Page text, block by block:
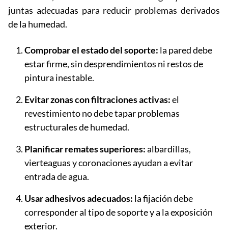
juntas adecuadas para reducir problemas derivados
de la humedad.
Comprobar el estado del soporte: la pared debe
estar firme, sin desprendimientos ni restos de
pintura inestable.
Evitar zonas con filtraciones activas:el
revestimiento no debe tapar problemas
estructurales de humedad.
Planificar remates superiores:albardillas,
vierteaguas y coronaciones ayudan a evitar
entrada de agua.
Usar adhesivos adecuados: la fijación debe
corresponder al tipo de soporte y a la exposición
exterior.